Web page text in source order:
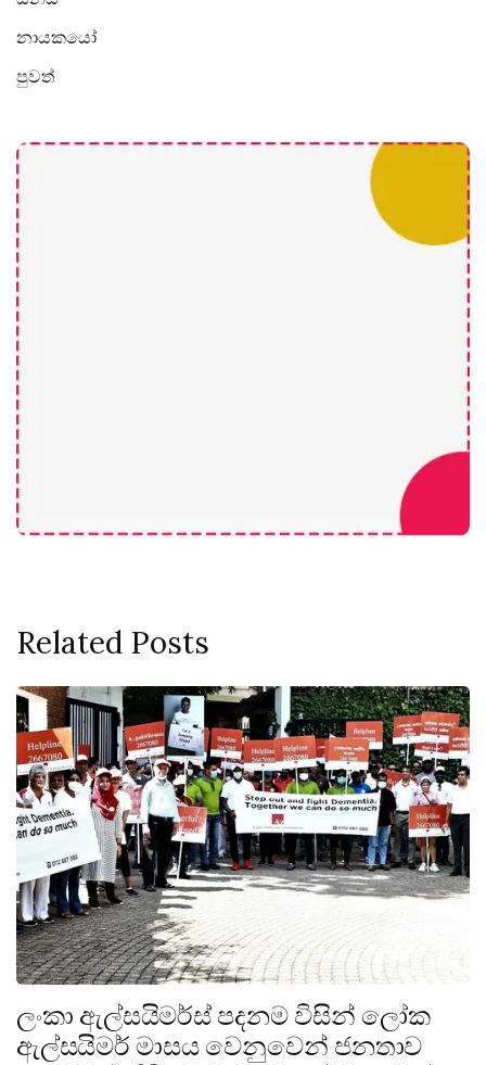
නායකයෝ
පුවත්
Related Posts
ලංකා ඇල්සයිමර්ස් පදනම විසින් ලෝක
ඇල්සයිමර් මාසය වෙනුවෙන් ජනතාව